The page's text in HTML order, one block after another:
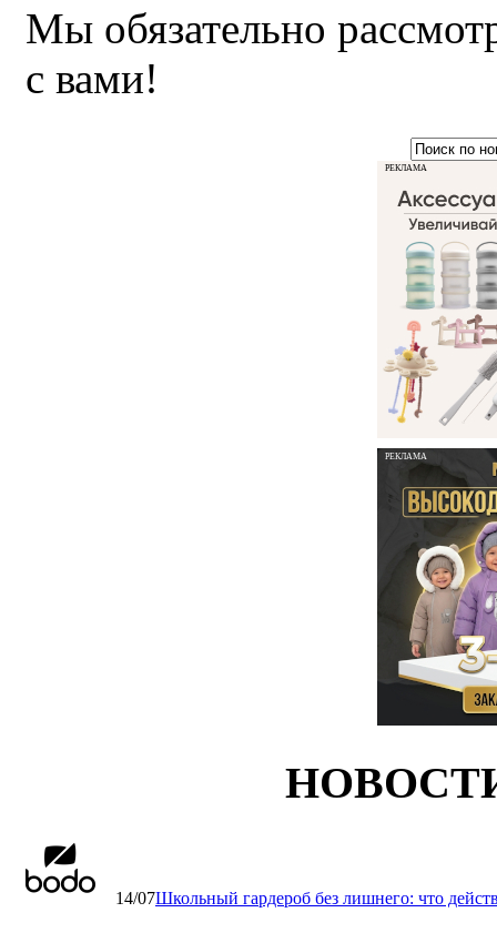
Мы обязательно
с вами!
РЕКЛАМА
РЕКЛАМА
14/07Школьный гардероб без лишнего: что